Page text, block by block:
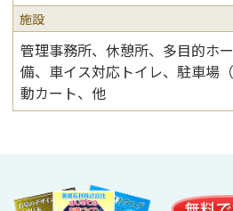
施設
管理事務所、休憩所、多目的ホ
備、車イス対応トイレ、駐車場
動カート、他